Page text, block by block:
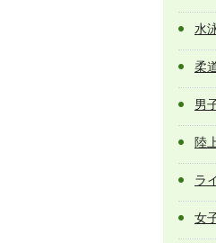
水
柔
男
陸
ラ
女